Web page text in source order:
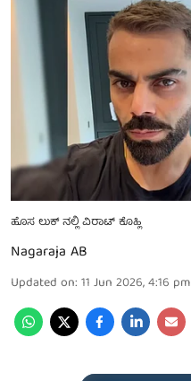
ಹೊಸ ಲುಕ್ ನಲ್ಲಿ ವಿರಾಟ್ ಕೊಹ್ಲಿ
Nagaraja AB
Updated on: 11 Jun 2026, 4:16 pm